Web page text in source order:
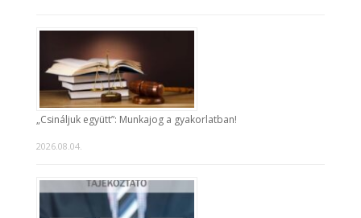
„Csináljuk együtt”: Munkajog a gyakorlatban!
2026.08.04.